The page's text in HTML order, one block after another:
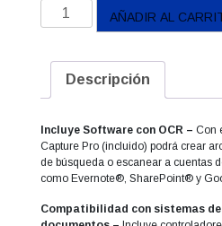
Escáner
WorkForce
cantidad
AÑADIR AL
Descripción
Incluye Software con OCR – Con
Capture Pro (incluido) podrá crear
de búsqueda o escanear a cuentas
como Evernote®, SharePoint® y
Compatibilidad con sistemas